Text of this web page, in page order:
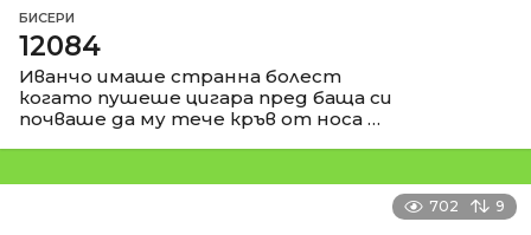
БИСЕРИ
12084
Иванчо имаше странна болест
когато пушеше цигара пред баща си
почваше да му тече кръв от носа …
702 9